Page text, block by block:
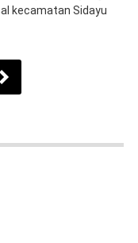
kecamatan Sidayu